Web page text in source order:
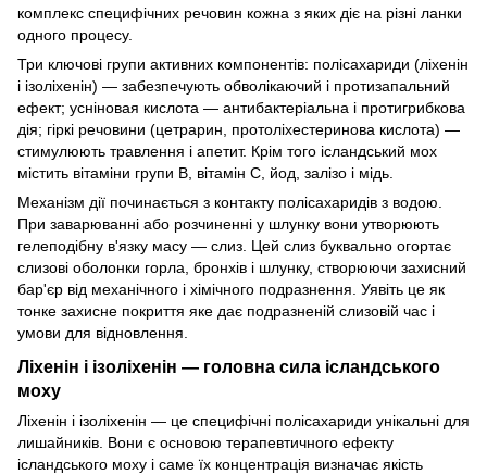
комплекс специфічних речовин кожна з яких діє на різні ланки
одного процесу.
Три ключові групи активних компонентів: полісахариди (ліхенін
і ізоліхенін) — забезпечують обволікаючий і протизапальний
ефект; усніновая кислота — антибактеріальна і протигрибкова
дія; гіркі речовини (цетрарин, протоліхестеринова кислота) —
стимулюють травлення і апетит. Крім того ісландський мох
містить вітаміни групи В, вітамін С, йод, залізо і мідь.
Механізм дії починається з контакту полісахаридів з водою.
При заварюванні або розчиненні у шлунку вони утворюють
гелеподібну в'язку масу — слиз. Цей слиз буквально огортає
слизові оболонки горла, бронхів і шлунку, створюючи захисний
бар'єр від механічного і хімічного подразнення. Уявіть це як
тонке захисне покриття яке дає подразненій слизовій час і
умови для відновлення.
Ліхенін і ізоліхенін — головна сила ісландського
моху
Ліхенін і ізоліхенін — це специфічні полісахариди унікальні для
лишайників. Вони є основою терапевтичного ефекту
ісландського моху і саме їх концентрація визначає якість